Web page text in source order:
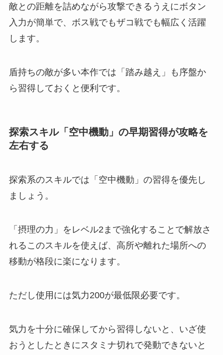
敵との距離を詰めながら攻撃できるうえにボタン
入力が簡単で、ボス戦でもザコ戦でも幅広く活躍
します。
盾持ちの敵が多い本作では「踏み越え」も序盤か
ら習得しておくと便利です。
探索スキル「空中機動」の早期習得が攻略を
左右する
探索系のスキルでは「空中機動」の習得を優先し
ましょう。
「摂理の力」をレベル2まで強化することで解放さ
れるこのスキルを使えば、高所や離れた場所への
移動が格段に楽になります。
ただし使用には気力200が最低限必要です。
気力を十分に確保してから習得しないと、いざ使
おうとしたときにスタミナ切れで発動できないと